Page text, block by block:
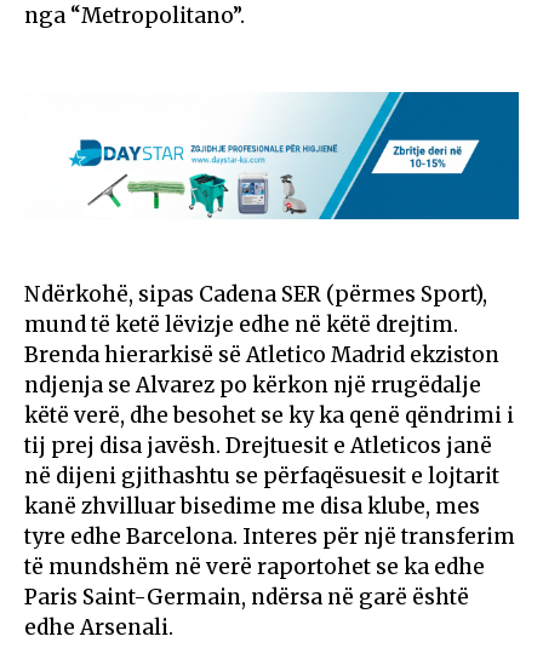
nga “Metropolitano”.
Ndërkohë, sipas Cadena SER (përmes Sport),
mund të ketë lëvizje edhe në këtë drejtim.
Brenda hierarkisë së Atletico Madrid ekziston
ndjenja se Alvarez po kërkon një rrugëdalje
këtë verë, dhe besohet se ky ka qenë qëndrimi i
tij prej disa javësh. Drejtuesit e Atleticos janë
në dijeni gjithashtu se përfaqësuesit e lojtarit
kanë zhvilluar bisedime me disa klube, mes
tyre edhe Barcelona. Interes për një transferim
të mundshëm në verë raportohet se ka edhe
Paris Saint-Germain, ndërsa në garë është
edhe Arsenali.